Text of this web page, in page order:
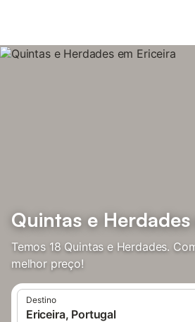
Quintas e
Temos 18 Quintas e Herdades.
melhor preço!
Destino
Ericeira, Portugal